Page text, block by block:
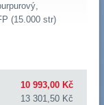
(15.000 str)
10 993,00 Kč
13 301,50 Kč